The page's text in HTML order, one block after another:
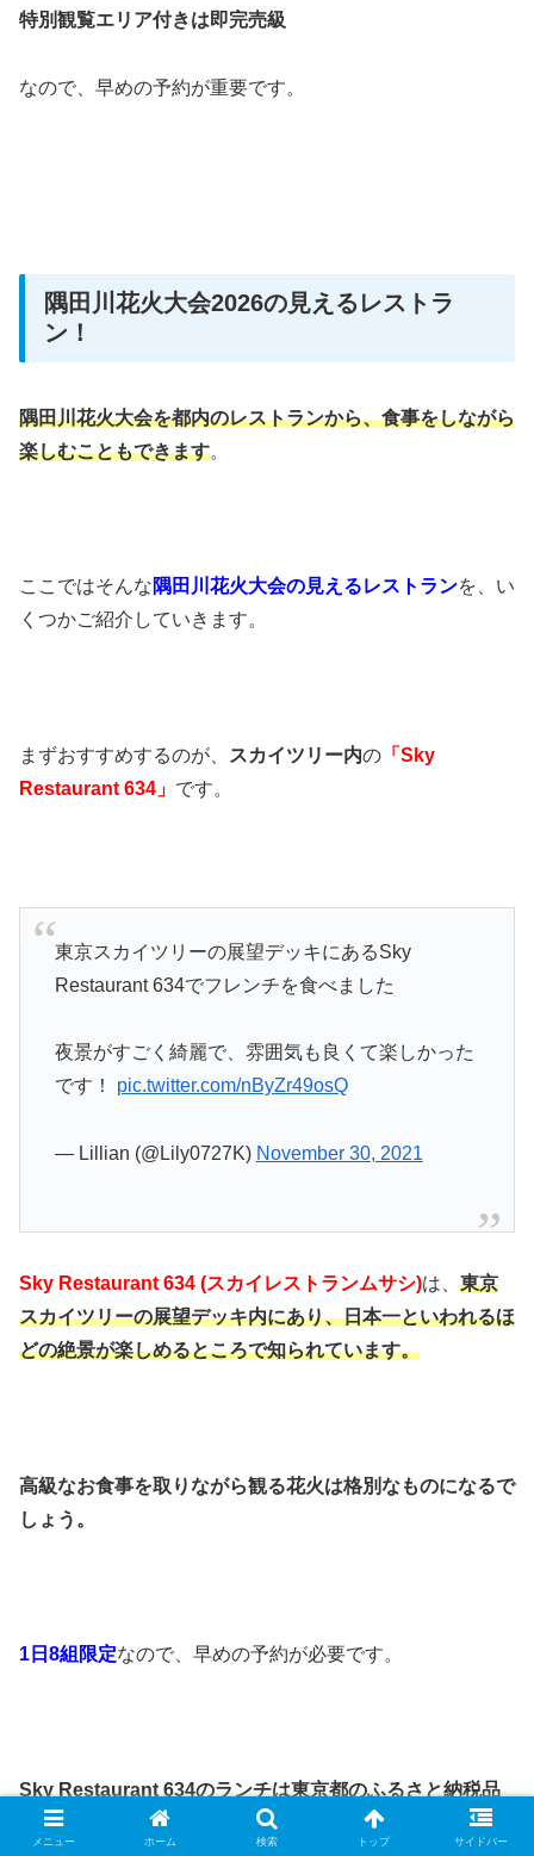
特別観覧エリア付きは即完売級
なので、早めの予約が重要です。
隅田川花火大会2026の見えるレストラ
ン！
隅田川花火大会を都内のレストランから、食事をしながら
楽しむこともできます。
ここではそんな隅田川花火大会の見えるレストランを、い
くつかご紹介していきます。
まずおすすめするのが、 スカイツリー内の 「Sky
Restaurant 634」 です。
東京スカイツリーの展望デッキにあるSky
Restaurant 634でフレンチを食べました
夜景がすごく綺麗で、雰囲気も良くて楽しかった
です！ pic.twitter.com/nByZr49osQ
— Lillian (@Lily0727K) November 30, 2021
Sky Restaurant 634 (スカイレストランムサシ)は、 東京
スカイツリーの展望デッキ内にあり、日本一といわれるほ
どの絶景が楽しめるところで知られています。
高級なお食事を取りながら観る花火は格別なものになるで
しょう。
1日8組限定なので、早めの予約が必要です。
Sky Restaurant 634のランチは東京都のふるさと納税品
にもなっています。
メニュー ホーム 検索 トップ サイドバー